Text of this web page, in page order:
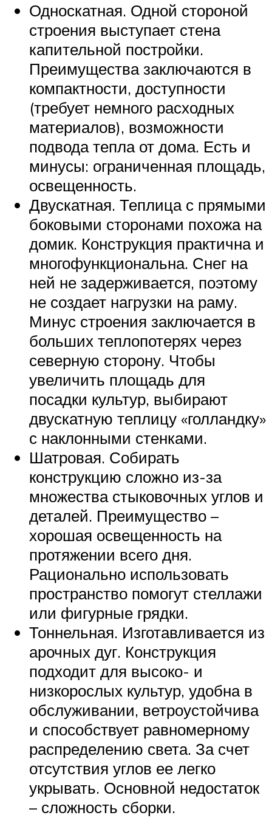
Односкатная. Одной стороной
строения выступает стена
капительной постройки.
Преимущества заключаются в
компактности, доступности
(требует немного расходных
материалов), возможности
подвода тепла от дома. Есть и
минусы: ограниченная площадь,
освещенность.
Двускатная. Теплица с прямыми
боковыми сторонами похожа на
домик. Конструкция практична и
многофункциональна. Снег на
ней не задерживается, поэтому
не создает нагрузки на раму.
Минус строения заключается в
больших теплопотерях через
северную сторону. Чтобы
увеличить площадь для
посадки культур, выбирают
двускатную теплицу «голландку»
с наклонными стенками.
Шатровая. Собирать
конструкцию сложно из-за
множества стыковочных углов и
деталей. Преимущество –
хорошая освещенность на
протяжении всего дня.
Рационально использовать
пространство помогут стеллажи
или фигурные грядки.
Тоннельная. Изготавливается из
арочных дуг. Конструкция
подходит для высоко- и
низкорослых культур, удобна в
обслуживании, ветроустойчива
и способствует равномерному
распределению света. За счет
отсутствия углов ее легко
укрывать. Основной недостаток
– сложность сборки.